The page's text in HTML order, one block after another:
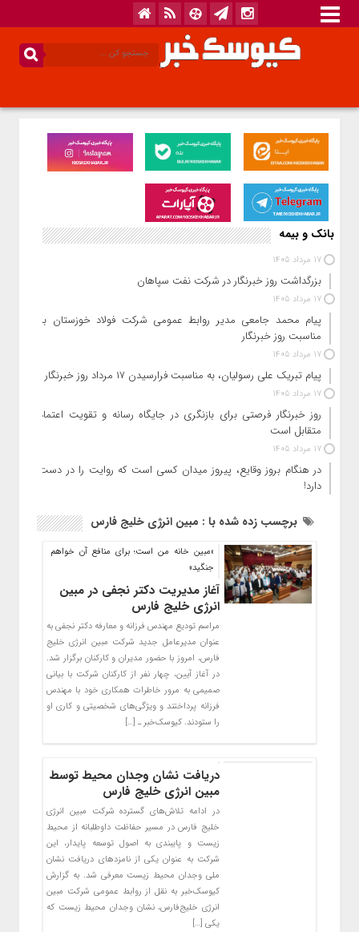
بانک و بیمه
17 مرداد 1405
بزرگداشت روز خبرنگار در شرکت نفت سپاهان
17 مرداد 1405
پیام محمد جامعی مدیر روابط عمومی شرکت فولاد خوزستان به
مناسبت روز خبرنگار
17 مرداد 1405
پیام تبریک علی رسولیان، به مناسبت فرارسیدن ۱۷ مرداد روز خبرنگار
17 مرداد 1405
روز خبرنگار فرصتی برای بازنگری در جایگاه رسانه و تقویت اعتماد
متقابل است
17 مرداد 1405
در هنگام بروز وقایع، پیروز میدان کسی است که روایت را در دست
دارد!
برچسب زده شده با : مبین انرژی خلیج فارس
«مبین خانه من است؛ برای منافع آن خواهم
جنگید»
آغاز مدیریت دکتر نجفی در مبین
انرژی خلیج فارس
مراسم تودیع مهندس فرزانه و معارفه دکتر نجفی به
عنوان مدیرعامل جدید شرکت مبین انرژی خلیج
فارس، امروز با حضور مدیران و کارکنان برگزار شد.
در آغاز آیین، چهار نفر از کارکنان شرکت با بیانی
صمیمی به مرور خاطرات همکاری خود با مهندس
فرزانه پرداختند و ویژگی‌های شخصیتی و کاری او
را ستودند. کیوسک‌خبر ـ […]
دریافت نشان وجدان محیط توسط
مبین انرژی خلیج فارس
در ادامه تلاش‌های گسترده شرکت مبین انرژی
خلیج فارس در مسیر حفاظت داوطلبانه از محیط
زیست و پایبندی به اصول توسعه پایدار، این
شرکت به عنوان یکی از نامزدهای دریافت نشان
ملی وجدان محیط زیست معرفی شد. به گزارش
کیوسک‌خبر به نقل از روابط عمومی شرکت مبین
انرژی خلیج‌فارس، نشان وجدان محیط زیست که
یکی […]